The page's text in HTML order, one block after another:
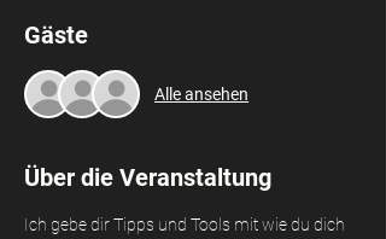
Gäste
Alle ansehen
Über die Veranstaltung
Ich gebe dir Tipps und Tools mit wie du dich